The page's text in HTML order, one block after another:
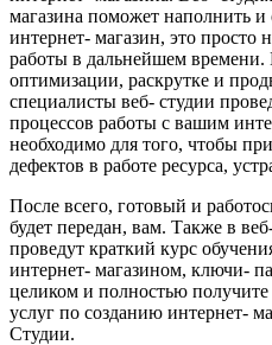
магазина поможет наполнить
интернет- магазин, это просто
работы в дальнейшем времени.
оптимизации, раскрутке и
специалисты веб- студии
процессов работы с вашим
необходимо для того, чтобы
дефектов в работе ресурса,
После всего, готовый и
будет передан, вам. Также в
проведут краткий курс
интернет- магазином, ключи-
целиком и полностью
услуг по созданию интернет-
Студии.